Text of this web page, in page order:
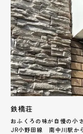
鉄橋荘
おふくろの味が自慢の小
JR小野田線 南中川駅か